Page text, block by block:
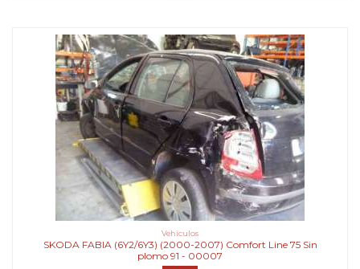
Vehiculos
SKODA FABIA (6Y2/6Y3) (2000-2007) Comfort Line 75 Sin
plomo 91 - 00007